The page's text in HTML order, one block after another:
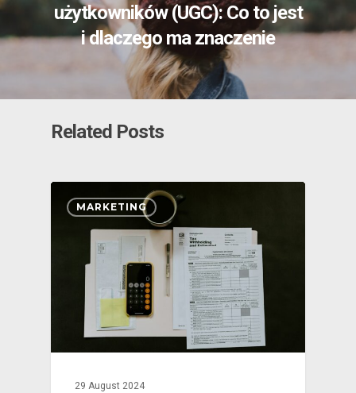
użytkowników (UGC): Co to jest
i dlaczego ma znaczenie
Related Posts
MARKETING
29 August 2024